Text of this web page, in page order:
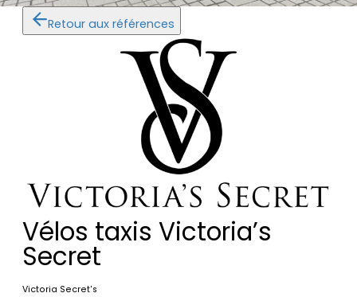
Contactez-nous !
Retour aux références
Vélos taxis Victoria’s
Secret
Victoria Secret's